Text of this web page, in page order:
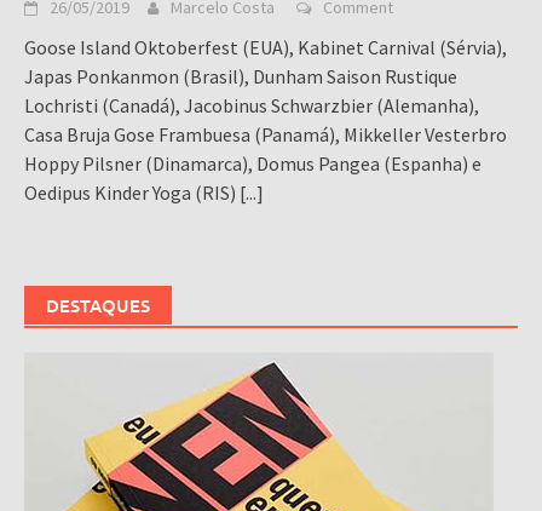
26/05/2019 Marcelo Costa Comment
Goose Island Oktoberfest (EUA), Kabinet Carnival (Sérvia),
Japas Ponkanmon (Brasil), Dunham Saison Rustique
Lochristi (Canadá), Jacobinus Schwarzbier (Alemanha),
Casa Bruja Gose Frambuesa (Panamá), Mikkeller Vesterbro
Hoppy Pilsner (Dinamarca), Domus Pangea (Espanha) e
Oedipus Kinder Yoga (RIS) [...]
DESTAQUES